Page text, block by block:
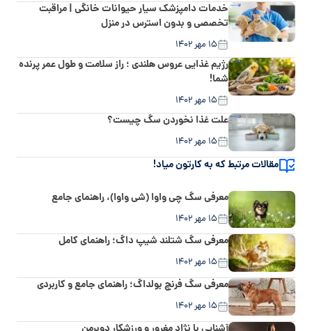
خدمات دامپزشک سیار حیوانات خانگی | مراقبت
تخصصی و بدون استرس در منزل
۱۵ مهر ۱۴۰۲
رژیم غذایی عروس هلندی ؛ راز سلامت و طول عمر پرنده
شما!
۱۵ مهر ۱۴۰۲
علت غذا نخوردن سگ چیست؟
۱۵ مهر ۱۴۰۲
مقالات مرتبط که به کارتون میاد!
معرفی سگ چی واوا (شی واوا)، راهنمای جامع
۱۵ مهر ۱۴۰۲
معرفی سگ شتلند شیپ داگ؛ راهنمای کامل
۱۵ مهر ۱۴۰۲
معرفی سگ فرنچ بولداگ؛ راهنمای جامع و کاربردی
۱۵ مهر ۱۴۰۲